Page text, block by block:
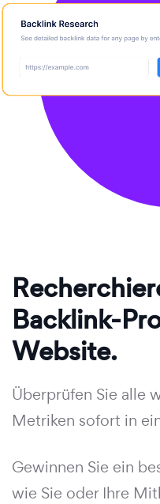
Backlink-
Website.
Überprüfen Sie alle
Metriken sofort in
Gewinnen Sie ein
wie Sie oder Ihre